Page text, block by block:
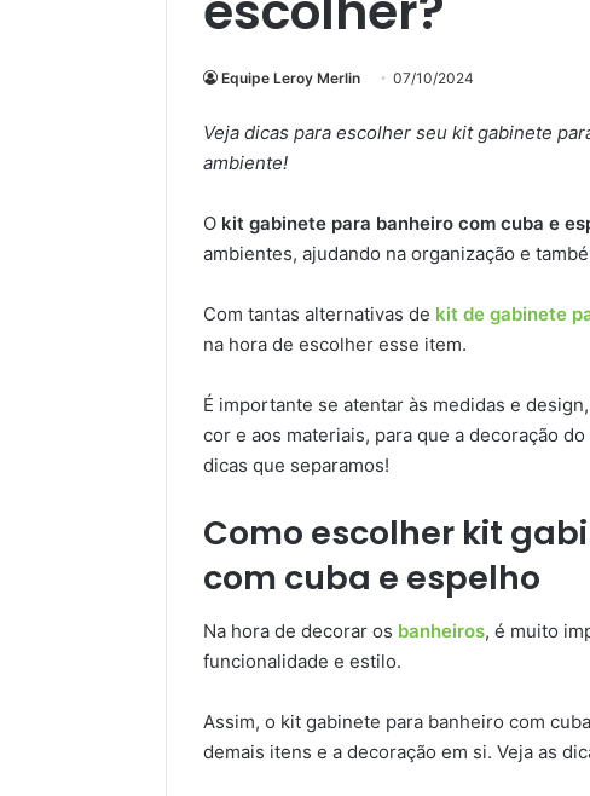
Equipe Leroy Merlin 07/10/2024
Veja dicas para escolher seu kit gabinete
ambiente!
O kit gabinete para banheiro com cuba e
ambientes, ajudando na organização e
Com tantas alternativas de kit de gabinete
na hora de escolher esse item.
É importante se atentar às medidas e
cor e aos materiais, para que a decoração
dicas que separamos!
Como escolher kit
com cuba e espelho
Na hora de decorar os banheiros, é muito
funcionalidade e estilo.
Assim, o kit gabinete para banheiro com
demais itens e a decoração em si. Veja as